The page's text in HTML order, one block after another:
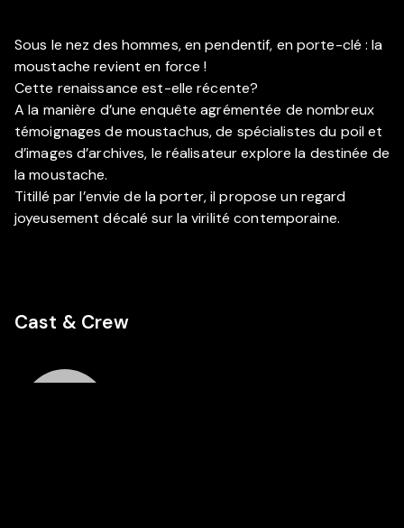
Sous le nez des hommes, en pendentif, en porte-clé : la
moustache revient en force !
Cette renaissance est-elle récente?
A la manière d’une enquête agrémentée de nombreux
témoignages de moustachus, de spécialistes du poil et
d’images d’archives, le réalisateur explore la destinée de
la moustache.
Titillé par l’envie de la porter, il propose un regard
joyeusement décalé sur la virilité contemporaine.
Cast & Crew